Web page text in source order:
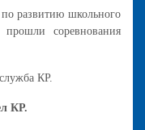
развитию школьного
соревнования
КР.
КР.